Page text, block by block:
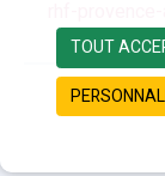
TOUT
CENTAURE
principal